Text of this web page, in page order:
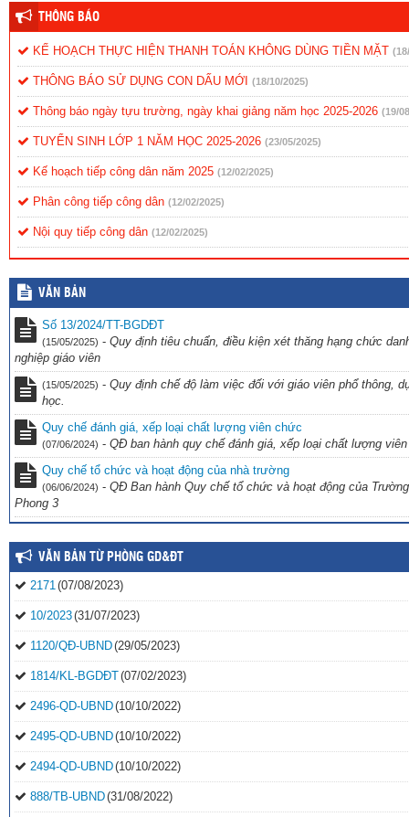
THÔNG BÁO
KẾ HOẠCH THỰC HIỆN THANH TOÁN KHÔNG DÙNG TIỀN MẶT
THÔNG BÁO SỬ DỤNG CON DẤU MỚI (18/10/2025)
Thông báo ngày tựu trường, ngày khai giảng năm học 2025-2026 (19/
TUYỂN SINH LỚP 1 NĂM HỌC 2025-2026 (23/05/2025)
Kế hoạch tiếp công dân năm 2025 (12/02/2025)
Phân công tiếp công dân (12/02/2025)
Nội quy tiếp công dân (12/02/2025)
Quy chế tiếp công dân (12/02/2025)
VĂN BẢN
Số 13/2024/TT-BGDĐT
(15/05/2025) - Quy định tiêu chuẩn, điều kiện xét thăng hạng chức
nghiệp giáo viên
(15/05/2025) - Quy định chế độ làm việc đối với giáo viên phổ thông,
học.
Quy chế đánh giá, xếp loại chất lượng viên chức
(07/06/2024) - QĐ ban hành quy chế đánh giá, xếp loại chất lượng
Quy chế tổ chức và hoạt động của nhà trường
(06/06/2024) - QĐ Ban hành Quy chế tổ chức và hoạt động của
Phong 3
VĂN BẢN TỪ PHÒNG GD&ĐT
2171 (07/08/2023)
10/2023(31/07/2023)
1120/QĐ-UBND(29/05/2023)
1814/KL-BGDĐT(07/02/2023)
2496-QD-UBND(10/10/2022)
2495-QD-UBND(10/10/2022)
2494-QD-UBND(10/10/2022)
888/TB-UBND(31/08/2022)